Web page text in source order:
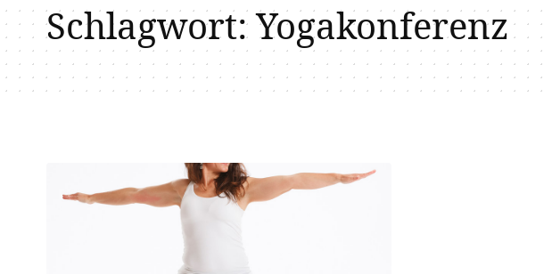
Schlagwort:Yogakonferenz